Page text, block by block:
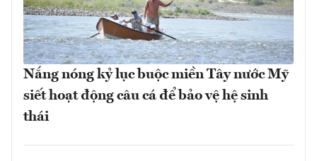
Nắng nóng kỷ lục buộc miền Tây nước Mỹ
siết hoạt động câu cá để bảo vệ hệ sinh
thái